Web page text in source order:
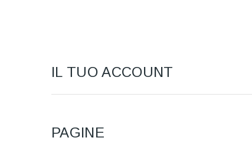
IL TUO ACCOUNT
PAGINE